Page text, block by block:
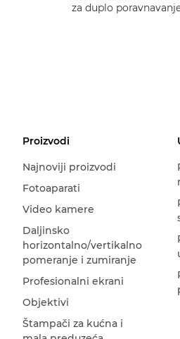
za duplo
Proizvodi
Najnoviji proizvodi
Fotoaparati
Video kamere
Daljinsko
horizontalno/vertikalno
pomeranje i zumiranje
Profesionalni ekrani
Objektivi
Štampači za kućna i